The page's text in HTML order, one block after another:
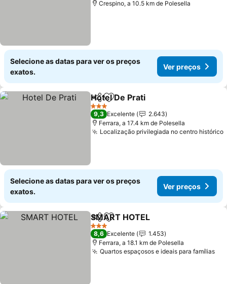
Crespino, a 10.5 km de Polesella
Selecione as datas para ver os preços
exatos.
Ver preços
PartilharAdicionar aos favoritos
Hotel De Prati
3 Estrelas
9,3 Excelente
2.643
Ferrara, a 17.4 km de Polesella
Localização privilegiada no centro histórico
Selecione as datas para ver os preços
exatos.
Ver preços
PartilharAdicionar aos favoritos
SMART HOTEL
3 Estrelas
8,6 Excelente
1.453
Ferrara, a 18.1 km de Polesella
Quartos espaçosos e ideais para famílias